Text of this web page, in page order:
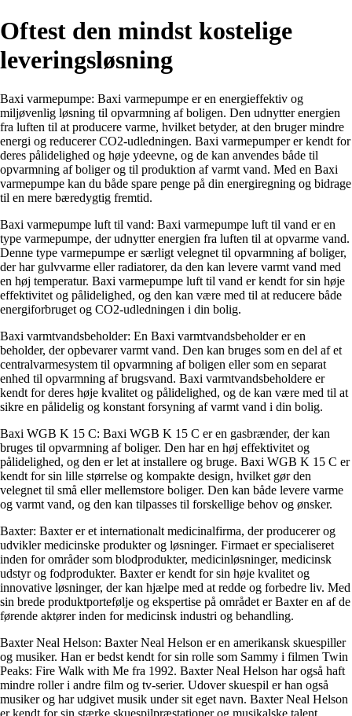
Oftest den mindst kostelige
leveringsløsning
Baxi varmepumpe: Baxi varmepumpe er en energieffektiv og
miljøvenlig løsning til opvarmning af boligen. Den udnytter energien
fra luften til at producere varme, hvilket betyder, at den bruger mindre
energi og reducerer CO2-udledningen. Baxi varmepumper er kendt for
deres pålidelighed og høje ydeevne, og de kan anvendes både til
opvarmning af boliger og til produktion af varmt vand. Med en Baxi
varmepumpe kan du både spare penge på din energiregning og bidrage
til en mere bæredygtig fremtid.
Baxi varmepumpe luft til vand: Baxi varmepumpe luft til vand er en
type varmepumpe, der udnytter energien fra luften til at opvarme vand.
Denne type varmepumpe er særligt velegnet til opvarmning af boliger,
der har gulvvarme eller radiatorer, da den kan levere varmt vand med
en høj temperatur. Baxi varmepumpe luft til vand er kendt for sin høje
effektivitet og pålidelighed, og den kan være med til at reducere både
energiforbruget og CO2-udledningen i din bolig.
Baxi varmtvandsbeholder: En Baxi varmtvandsbeholder er en
beholder, der opbevarer varmt vand. Den kan bruges som en del af et
centralvarmesystem til opvarmning af boligen eller som en separat
enhed til opvarmning af brugsvand. Baxi varmtvandsbeholdere er
kendt for deres høje kvalitet og pålidelighed, og de kan være med til at
sikre en pålidelig og konstant forsyning af varmt vand i din bolig.
Baxi WGB K 15 C: Baxi WGB K 15 C er en gasbrænder, der kan
bruges til opvarmning af boliger. Den har en høj effektivitet og
pålidelighed, og den er let at installere og bruge. Baxi WGB K 15 C er
kendt for sin lille størrelse og kompakte design, hvilket gør den
velegnet til små eller mellemstore boliger. Den kan både levere varme
og varmt vand, og den kan tilpasses til forskellige behov og ønsker.
Baxter: Baxter er et internationalt medicinalfirma, der producerer og
udvikler medicinske produkter og løsninger. Firmaet er specialiseret
inden for områder som blodprodukter, medicinløsninger, medicinsk
udstyr og fodprodukter. Baxter er kendt for sin høje kvalitet og
innovative løsninger, der kan hjælpe med at redde og forbedre liv. Med
sin brede produktportefølje og ekspertise på området er Baxter en af ​​de
førende aktører inden for medicinsk industri og behandling.
Baxter Neal Helson: Baxter Neal Helson er en amerikansk skuespiller
og musiker. Han er bedst kendt for sin rolle som Sammy i filmen Twin
Peaks: Fire Walk with Me fra 1992. Baxter Neal Helson har også haft
mindre roller i andre film og tv-serier. Udover skuespil er han også
musiker og har udgivet musik under sit eget navn. Baxter Neal Helson
er kendt for sin stærke skuespilpræstationer og musikalske talent.